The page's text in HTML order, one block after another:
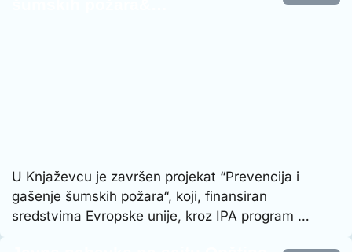
U Knjaževcu je završen projekat “Prevencija i
gašenje šumskih požara“, koji, finansiran
sredstvima Evropske unije, kroz IPA program …